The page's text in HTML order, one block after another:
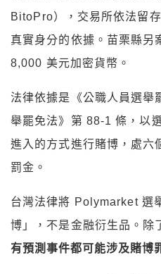
BitoPro），交易所依法留
真實身分的依據。苗栗縣另
8,000 美元加密貨幣。
法律依據是《公職人員選舉
舉罷免法》第 88-1 條，以
進入的方式進行賭博，處六
罰金。
台灣法律將 Polymarket 選
博」，不是金融衍生品。除
有預測事件都可能涉及賭博